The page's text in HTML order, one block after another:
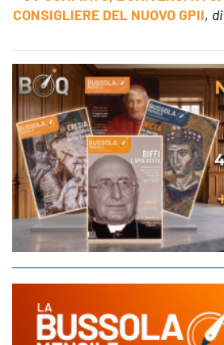
CONSIGLIERE DEL NUOVO GPII,